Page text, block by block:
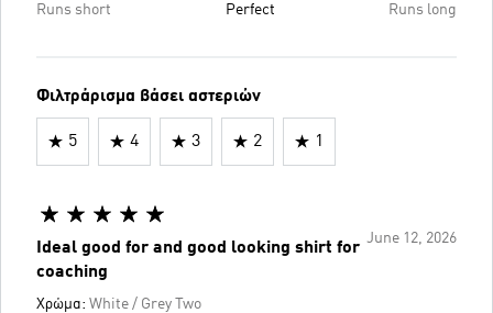
Runs short Perfect Runs long
Φιλτράρισμα βάσει αστεριών
5 4 3 2 1
June 12, 2026
Ideal good for and good looking shirt for
coaching
Χρώμα: White / Grey Two